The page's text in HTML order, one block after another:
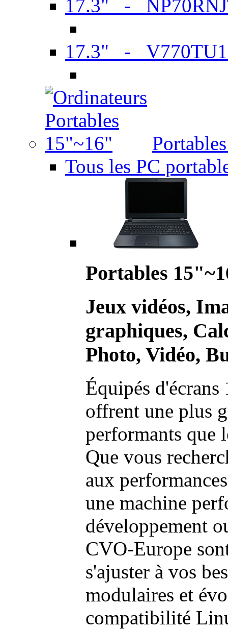
17.3" -
17.3" -
Tous les PC
Portables
Jeux vidéos,
graphiques,
Photo, Vidéo,
Équipés
offrent une plus
performants que
Que vous
aux
une machine
développement
CVO-Europe
s'ajuster à vos
modulaires et
compatibilité